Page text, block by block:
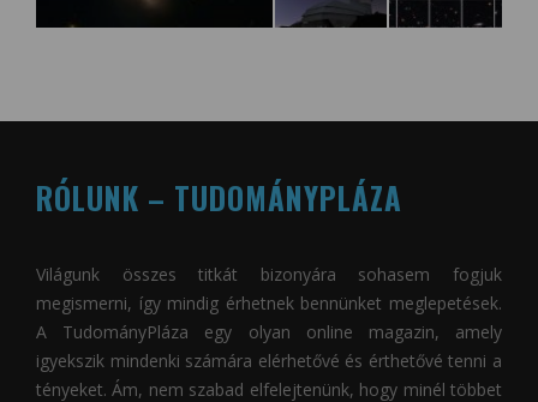
RÓLUNK – TUDOMÁNYPLÁZA
Világunk összes titkát bizonyára sohasem fogjuk
megismerni, így mindig érhetnek bennünket meglepetések.
A TudományPláza egy olyan online magazin, amely
igyekszik mindenki számára elérhetővé és érthetővé tenni a
tényeket. Ám, nem szabad elfelejtenünk, hogy minél többet